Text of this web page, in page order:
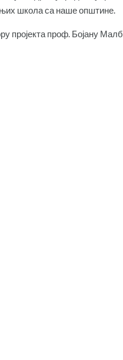
школа са наше општине.
пројекта проф. Бојану